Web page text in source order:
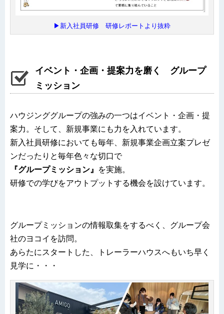
▶新入社員研修 研修レポートより抜粋
イベント・企画・提案力を磨く グループ
ミッション
ハウジンググループの強みの一つはイベント・企画・提
案力。そして、新規事業にも力を入れています。
新入社員研修においても毎年、新規事業企画立案プレゼ
ンだったりと毎年色々な切口で
『グループミッション』
を実施。
研修での学びをアウトプットする機会を設けています。
グループミッションの情報取集をするべく、グループ会
社のヨコイを訪問。
あらたにスタートした、トレーラーハウスへもいち早く
見学に・・・